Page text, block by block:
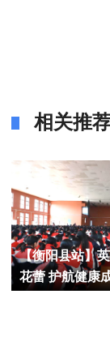
相关推
【衡阳县站】
花蕾 护航健康